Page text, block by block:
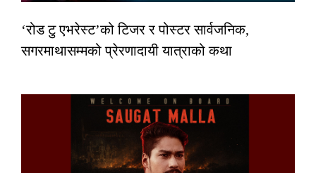
‘रोड टु एभरेस्ट’को टिजर र पोस्टर सार्वजनिक,
सगरमाथासम्मको प्रेरणादायी यात्राको कथा